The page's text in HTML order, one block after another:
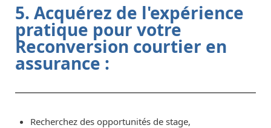
5. Acquérez de l'expérience
pratique pour votre
Reconversion courtier en
assurance :
Recherchez des opportunités de stage,